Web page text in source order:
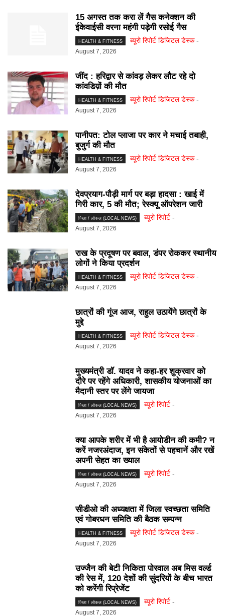
15 अगस्त तक करा लें गैस कनेक्शन की
ईकेवाईसी वरना महंगी पड़ेगी रसोई गैस
HEALTH & FITNESS ब्यूरो रिपोर्ट डिजिटल डेस्क -
August 7, 2026
जींद : हरिद्वार से कांवड़ लेकर लौट रहे दो
कांवडिय़ों की मौत
HEALTH & FITNESS ब्यूरो रिपोर्ट डिजिटल डेस्क -
August 7, 2026
पानीपत: टोल प्लाजा पर कार ने मचाई तबाही,
बुजुर्ग की मौत
HEALTH & FITNESS ब्यूरो रिपोर्ट डिजिटल डेस्क -
August 7, 2026
देवप्रयाग-पौड़ी मार्ग पर बड़ा हादसा : खाई में
गिरी कार, 5 की मौत; रेस्क्यू ऑपरेशन जारी
जिला / लोकल (LOCAL NEWS) ब्यूरो रिपोर्ट -
August 7, 2026
राख के प्रदूषण पर बवाल, डंपर रोककर स्थानीय
लोगों ने किया प्रदर्शन
HEALTH & FITNESS ब्यूरो रिपोर्ट डिजिटल डेस्क -
August 7, 2026
छात्रों की गूंज आज, राहुल उठायेंगे छात्रों के
मुद्दे
HEALTH & FITNESS ब्यूरो रिपोर्ट डिजिटल डेस्क -
August 7, 2026
मुख्यमंत्री डॉ. यादव ने कहा-हर शुक्रवार को
दौरे पर रहेंगे अधिकारी, शासकीय योजनाओं का
मैदानी स्तर पर लेंगे जायजा
जिला / लोकल (LOCAL NEWS) ब्यूरो रिपोर्ट -
August 7, 2026
क्या आपके शरीर में भी है आयोडीन की कमी? न
करें नजरअंदाज, इन संकेतों से पहचानें और रखें
अपनी सेहत का ख्याल
जिला / लोकल (LOCAL NEWS) ब्यूरो रिपोर्ट -
August 7, 2026
सीडीओ की अध्यक्षता में जिला स्वच्छता समिति
एवं गोबरधन समिति की बैठक सम्पन्न
HEALTH & FITNESS ब्यूरो रिपोर्ट डिजिटल डेस्क -
August 7, 2026
उज्जैन की बेटी निकिता पोरवाल अब मिस वर्ल्ड
की रेस में, 120 देशों की सुंदरियों के बीच भारत
को करेंगी रिप्रेजेंट
जिला / लोकल (LOCAL NEWS) ब्यूरो रिपोर्ट -
August 7, 2026